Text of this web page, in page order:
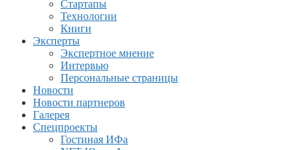
Стартапы
Технологии
Книги
Эксперты
Экспертное мнение
Интервью
Персональные страницы
Новости
Новости партнеров
Галерея
Спецпроекты
Гостиная ИФа